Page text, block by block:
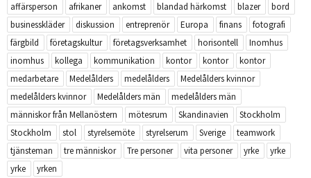
affärsperson
afrikaner ankomst blandad härkomst blazer
bord
businesskläder
diskussion entreprenör Europa finans
fotografi
färgbild
företagskultur företagsverksamhet horisontell
Inomhus
inomhus
kollega kommunikation kontor kontor
kontor
medarbetare
Medelålders medelålders
Medelålders kvinnor
medelålders kvinnor
Medelålders män
medelålders män
människor från Mellanöstern
mötesrum Skandinavien
Stockholm
Stockholm
stol styrelsemöte styrelserum Sverige
teamwork
tjänsteman
tre människor Tre personer vita personer yrke
yrke
yrke
yrken